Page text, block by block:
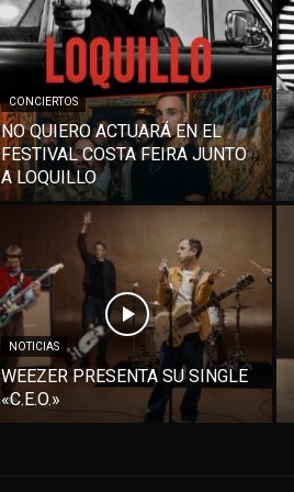
CONCIERTOS
NO QUIERO ACTUARÁ EN EL
FESTIVAL COSTA FEIRA JUNTO
A LOQUILLO
NOTICIAS
WEEZER PRESENTA SU SINGLE
«C.E.O.»